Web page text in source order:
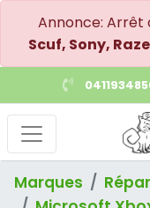
Annonce: Arrêt
Scuf, Sony,
Marques